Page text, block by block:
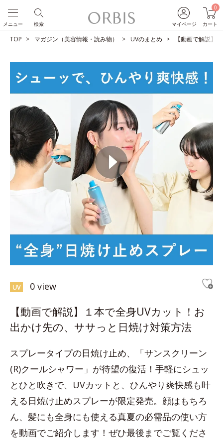
マイページ
0
カート
検索
メニュー
TOP マガジン（美容情報・読み物） UVのまとめ 【動画で解説】
UV 0 view
【動画で解説】１本で全身UVカット！お
出かけ先の、ササっと日焼け対策方法
スプレータイプの日焼け止め、「サンスクリーン
(R)クールシャワー」が待望の復活！手軽にシュッ
とひと吹きで、UVカットと、ひんやり爽快感も叶
える日焼け止めスプレーが限定発売。顔はもちろ
ん、髪にも全身にも使える真夏の必需品の使い方
を動画でご紹介します！ぜひ最後までご覧くださ